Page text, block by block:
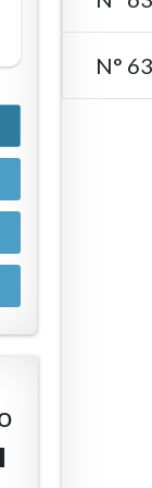
N°